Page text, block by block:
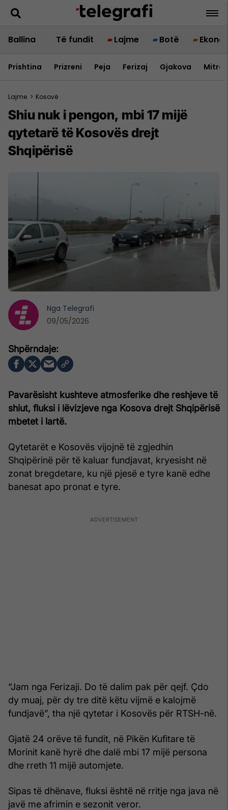
Ballina Të fundit Lajme Botë
Prishtina Prizreni Peja Ferizaj Gjakova
Lajme > Kosovë
Shiu nuk i pengon, mbi 17 mijë
qytetarë të Kosovës drejt
Shqipërisë
Pavarësisht kushteve atmosferike dhe reshjeve të
shiut, fluksi i lëvizjeve nga Kosova drejt Shqipërisë
mbetet i lartë.
Qytetarët e Kosovës vijojnë të zgjedhin
Shqipërinë për të kaluar fundjavat, kryesisht në
zonat bregdetare, ku një pjesë e tyre kanë edhe
banesat apo pronat e tyre.
“Jam nga Ferizaji. Do të dalim pak për qejf. Çdo
dy muaj, për dy tre ditë këtu vijmë e kalojmë
fundjavë”, tha një qytetar i Kosovës për RTSH-në.
Gjatë 24 orëve të fundit, në Pikën Kufitare të
Morinit kanë hyrë dhe dalë mbi 17 mijë persona
dhe rreth 11 mijë automjete.
Sipas të dhënave, fluksi është në rritje nga java në
javë me afrimin e sezonit veror.
Nga Telegrafi
09/05/2026